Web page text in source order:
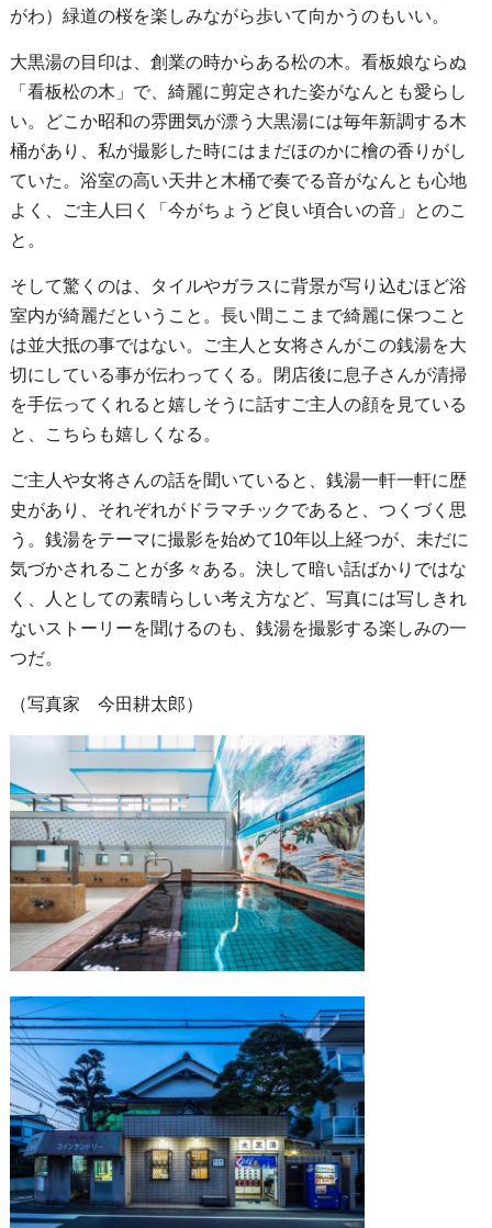
がわ）緑道の桜を楽しみながら歩いて向かうのもいい。
大黒湯の目印は、創業の時からある松の木。看板娘ならぬ
「看板松の木」で、綺麗に剪定された姿がなんとも愛らし
い。どこか昭和の雰囲気が漂う大黒湯には毎年新調する木
桶があり、私が撮影した時にはまだほのかに檜の香りがし
ていた。浴室の高い天井と木桶で奏でる音がなんとも心地
よく、ご主人曰く「今がちょうど良い頃合いの音」とのこ
と。
そして驚くのは、タイルやガラスに背景が写り込むほど浴
室内が綺麗だということ。長い間ここまで綺麗に保つこと
は並大抵の事ではない。ご主人と女将さんがこの銭湯を大
切にしている事が伝わってくる。閉店後に息子さんが清掃
を手伝ってくれると嬉しそうに話すご主人の顔を見ている
と、こちらも嬉しくなる。
ご主人や女将さんの話を聞いていると、銭湯一軒一軒に歴
史があり、それぞれがドラマチックであると、つくづく思
う。銭湯をテーマに撮影を始めて10年以上経つが、未だに
気づかされることが多々ある。決して暗い話ばかりではな
く、人としての素晴らしい考え方など、写真には写しきれ
ないストーリーを聞けるのも、銭湯を撮影する楽しみの一
つだ。
（写真家 今田耕太郎）